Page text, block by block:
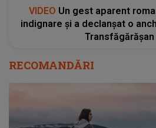
VIDEO Un gest aparent
indignare și a declanșat o
Transfăgărășan
RECOMANDĂRI